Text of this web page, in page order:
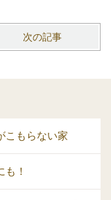
次の記事
こもらない家
！